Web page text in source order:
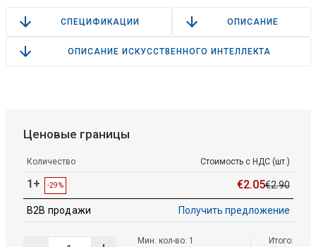
СПЕЦИФИКАЦИИ ОПИСАНИЕ
ОПИСАНИЕ ИСКУССТВЕННОГО ИНТЕЛЛЕКТА
Ценовые границы
Количество Стоимость с НДС (шт.)
1+ -29% €2.05€2.90
B2B продажи Получить предложение
Мин. кол-во: 1
Итого: